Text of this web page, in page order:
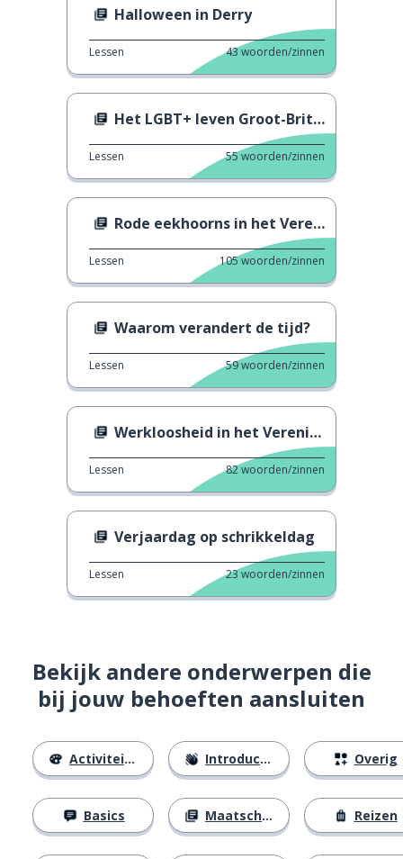
Halloween in Derry
Lessen 43woorden/zinnen
Het LGBT+ leven Groot-Brittannië
Lessen 55woorden/zinnen
Rode eekhoorns in het Verenigd Koninkrijk
Lessen 105woorden/zinnen
Waarom verandert de tijd?
Lessen 59woorden/zinnen
Werkloosheid in het Verenigd Koninkrijk
Lessen 82woorden/zinnen
Verjaardag op schrikkeldag
Lessen 23woorden/zinnen
Bekijk andere onderwerpen die
bij jouw behoeften aansluiten
Activiteiten
Basics
Introducties
Maatschappij
Overig
Reizen